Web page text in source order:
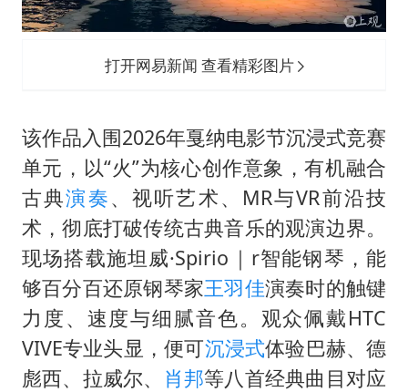
打开网易新闻 查看精彩图片
该作品入围2026年戛纳电影节沉浸式竞赛
单元，以“火”为核心创作意象，有机融合
古典演奏、视听艺术、MR与VR前沿技
术，彻底打破传统古典音乐的观演边界。
现场搭载施坦威·Spirio｜r智能钢琴，能
够百分百还原钢琴家王羽佳演奏时的触键
力度、速度与细腻音色。观众佩戴HTC
VIVE专业头显，便可沉浸式体验巴赫、德
彪西、拉威尔、 肖邦等八首经典曲目对应